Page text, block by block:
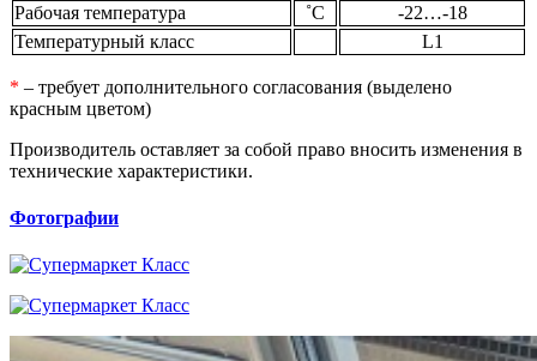
Рабочая температура
˚С
-22…-18
Температурный класс
L1
* – требует дополнительного согласования (выделено
красным цветом)
Производитель оставляет за собой право вносить изменения в
технические характеристики.
Фотографии